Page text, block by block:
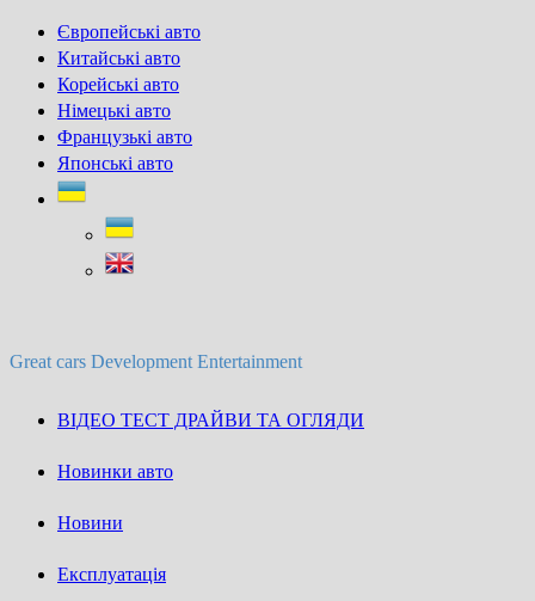
Skip
content
Європейські авто
Китайські авто
Корейські авто
Німецькі авто
Французькі авто
Японські авто
Great cars Development Entertainment
ВІДЕО ТЕСТ ДРАЙВИ ТА ОГЛЯДИ
Новинки авто
Новини
Експлуатація